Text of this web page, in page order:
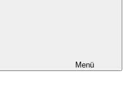
Menü